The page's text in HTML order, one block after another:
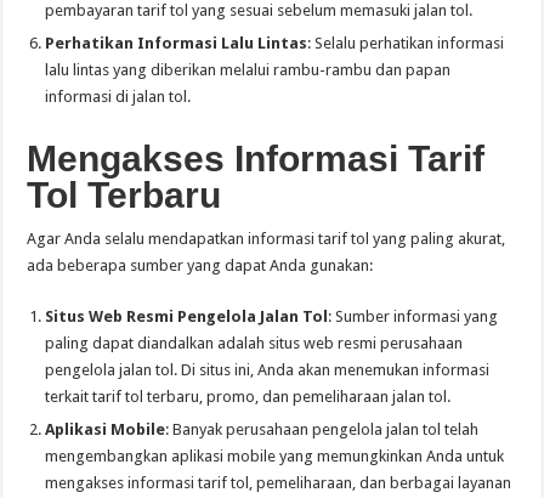
pembayaran tarif tol yang sesuai sebelum memasuki jalan tol.
Perhatikan Informasi Lalu Lintas: Selalu perhatikan informasi
lalu lintas yang diberikan melalui rambu-rambu dan papan
informasi di jalan tol.
Mengakses Informasi Tarif
Tol Terbaru
Agar Anda selalu mendapatkan informasi tarif tol yang paling akurat,
ada beberapa sumber yang dapat Anda gunakan:
Situs Web Resmi Pengelola Jalan Tol : Sumber informasi yang
paling dapat diandalkan adalah situs web resmi perusahaan
pengelola jalan tol. Di situs ini, Anda akan menemukan informasi
terkait tarif tol terbaru, promo, dan pemeliharaan jalan tol.
Aplikasi Mobile: Banyak perusahaan pengelola jalan tol telah
mengembangkan aplikasi mobile yang memungkinkan Anda untuk
mengakses informasi tarif tol, pemeliharaan, dan berbagai layanan